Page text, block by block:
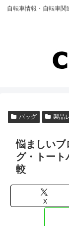
自転車情報・自転車
バッグ 製品
悩ましいブ
グ・トート
較
X